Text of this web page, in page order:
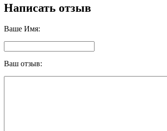
Написать отзыв
Ваше Имя:
Ваш отзыв: